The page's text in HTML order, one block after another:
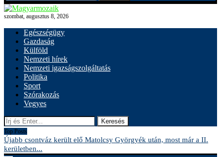
szombat, augusztus 8, 2026
Egészségügy
Gazdaság
Külföld
Nemzeti hírek
Nemzeti igazságszolgáltatás
Politika
Sport
Szórakozás
Vegyes
Keresés
Top Posts
Újabb csontváz került elő Matolcsy Györgyék után, most már a II.
kerületben...